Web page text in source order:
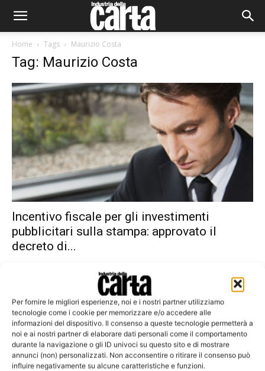
Per fornire le migliori esperienze, noi e i nostri partner utilizziamo
tecnologie come i cookie per memorizzare e/o accedere alle
informazioni del dispositivo. Il consenso a queste tecnologie permetterà a
noi e ai nostri partner di elaborare dati personali come il comportamento
durante la navigazione o gli ID univoci su questo sito e di mostrare
annunci (non) personalizzati. Non acconsentire o ritirare il consenso può
influire negativamente su alcune caratteristiche e funzioni.
Home Tags Maurizio Costa
Tag: Maurizio Costa
Incentivo fiscale per gli investimenti
pubblicitari sulla stampa: approvato il
decreto di...
Leggi la rivista